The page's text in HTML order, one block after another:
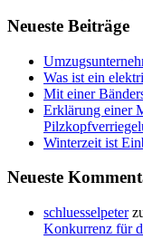
Neueste Beiträge
Was ist ein
Mit einer
Erklärung einer
Winterzeit ist
Neueste
schluesselpeter
Konkurrenz für